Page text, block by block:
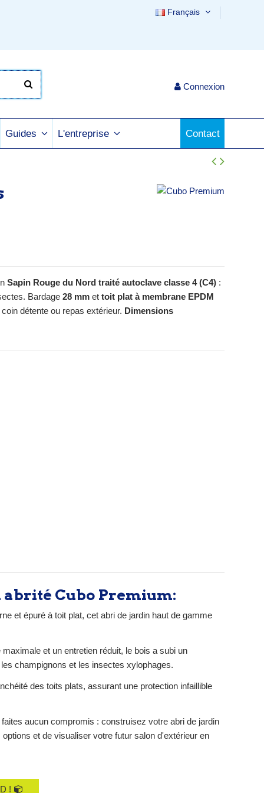
Français
Connexion
Guides L'entreprise Contact
Sapin Rouge du Nord traité autoclave classe 4 (C4) :
Bardage28 mm ettoit plat à membrane EPDM
détente ou repas extérieur. Dimensions
Cubo Premium:
et épuré à toit plat, cet abri de jardin haut de gamme
et un entretien réduit, le bois a subi un
champignons et les insectes xylophages.
des toits plats, assurant une protection infaillible
aucun compromis : construisez votre abri de jardin
et de visualiser votre futur salon d'extérieur en
!